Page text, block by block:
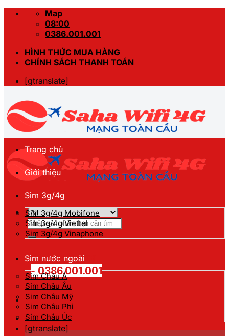
Skip
Map
08:00
0386.001.001
HÌNH THỨC MUA HÀNG
CHÍNH SÁCH THANH TOÁN
[gtranslate]
Tìm
kiếm:
Hotline đặt hàng
- 0386.001.001
[gtranslate]
Trang chủ
Giới thiệu
Sim 3g/4g
Sim 3g/4g Mobifone
Sim 3g/4g Viettel
Sim 3g/4g Vinaphone
Sim nước ngoài
Sim Châu Á
Sim Châu Âu
Sim Châu Mỹ
Sim Châu Phi
Sim Châu Úc